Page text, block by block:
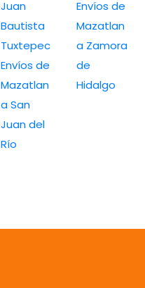
Juan
Bautista
Tuxtepec
Envíos de
Mazatlan
a San
Juan del
Río
Envíos de
Mazatlan
a Zamora
de
Hidalgo